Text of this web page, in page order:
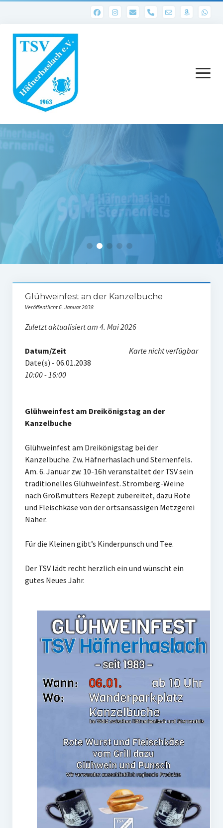
phone
Menü
öffnen
1. Mannschaft
Ergebnisse 1. Mannschaft
Tabelle 1.Mannschaft
Spielerstatistik 1. Mannschaft
Spielplan Kreisliga A3
Ergebnisse Damen
Tabelle Damen
Spielplan Bezirksliga Damen
Kinderfussball
AH-Abteilung
ThaiBo
Kinderturnen
Eltern-Kind-Turnen
Männerfit
Mitglied werden
Gaststätte
Kooperationen
Glühweinfest an der Kanzelbuche
Veröffentlicht 6. Januar 2038
Zuletzt aktualisiert am 4. Mai 2026
Karte nicht verfügbar
Datum/Zeit
Date(s) - 06.01.2038
10:00 - 16:00
Glühweinfest am Dreikönigstag an der
Kanzelbuche
Glühweinfest am Dreikönigstag bei der
Kanzelbuche. Zw. Häfnerhaslach und Sternenfels.
Am. 6. Januar zw. 10-16h veranstaltet der TSV sein
traditionelles Glühweinfest. Stromberg-Weine
nach Großmutters Rezept zubereitet, dazu Rote
und Fleischkäse von der ortsansässigen Metzgerei
Näher.
Für die Kleinen gibt’s Kinderpunsch und Tee.
Der TSV lädt recht herzlich ein und wünscht ein
gutes Neues Jahr.